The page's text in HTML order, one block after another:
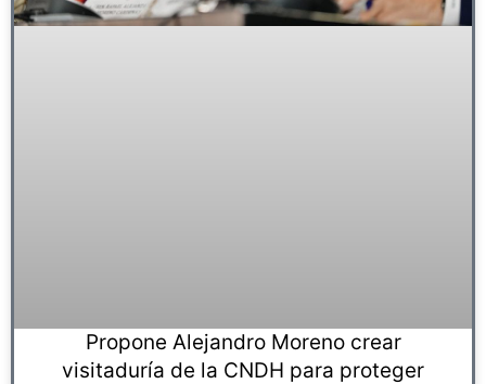
Propone Alejandro Moreno crear
visitaduría de la CNDH para proteger